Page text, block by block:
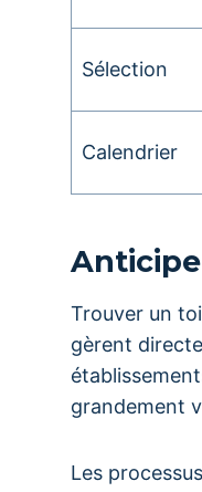
Sélection
Calendrier
Trouver un
gèrent
grandement
Les